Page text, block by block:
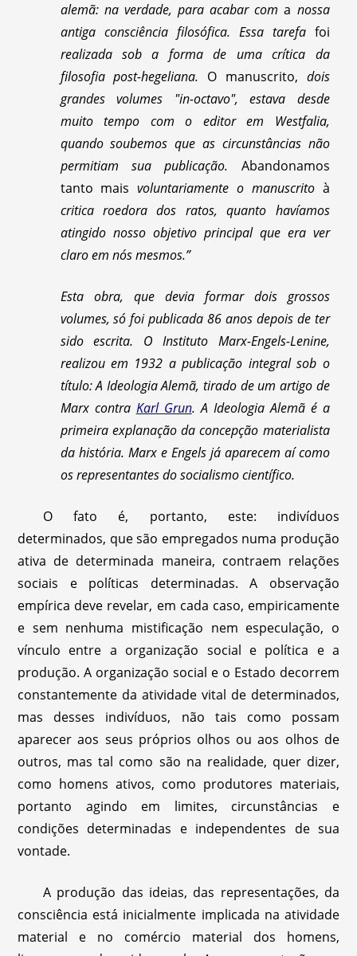
alemã: na verdade, para acabar com a nossa
antiga consciência filosófica. Essa tarefafoi
realizada sob a forma de uma crítica da
filosofia post-hegeliana. O manuscrito, dois
grandes volumes "in-octavo", estava desde
muito tempo com o editor em Westfalia,
quando soubemos que as circunstâncias não
permitiam sua publicação. Abandonamos
tanto maisvoluntariamente o manuscritoà
critica roedora dos ratos, quanto havíamos
atingido nosso objetivo principal que era ver
claro em nós mesmos.”
Esta obra, que devia formar dois grossos
volumes, só foi publicada 86 anos depois de ter
sido escrita. O Instituto Marx-Engels-Lenine,
realizou em 1932 a publicação integral sob o
título: A Ideologia Alemã, tirado de um artigo de
Marx contra Karl Grun. A Ideologia Alemã é a
primeira explanação da concepção materialista
da história. Marx e Engels já aparecem aí como
os representantes do socialismo científico.
O fato é, portanto, este: indivíduos
determinados, que são empregados numa produção
ativa de determinada maneira, contraem relações
sociais e políticas determinadas. A observação
empírica deve revelar, em cada caso, empiricamente
e sem nenhuma mistificação nem especulação, o
vínculo entre a organização social e política e a
produção. A organização social e o Estado decorrem
constantemente da atividade vital de determinados,
mas desses indivíduos, não tais como possam
aparecer aos seus próprios olhos ou aos olhos de
outros, mas tal como são na realidade, quer dizer,
como homens ativos, como produtores materiais,
portanto agindo em limites, circunstâncias e
condições determinadas e independentes de sua
vontade.
A produção das ideias, das representações, da
consciência está inicialmente implicada na atividade
material e no comércio material dos homens,